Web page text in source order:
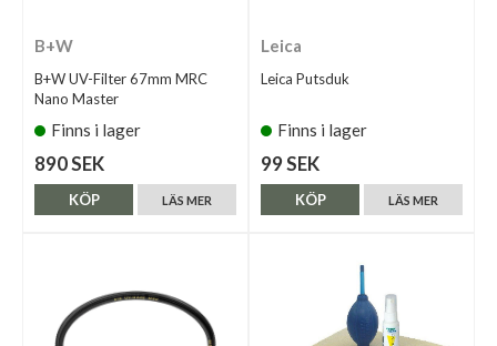
B+W
B+W UV-Filter 67mm MRC
Nano Master
Finns i lager
890 SEK
LÄS MER
KÖP
Leica
Leica Putsduk
Finns i lager
99 SEK
LÄS MER
KÖP